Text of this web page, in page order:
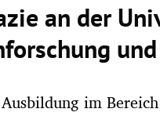
an der
im